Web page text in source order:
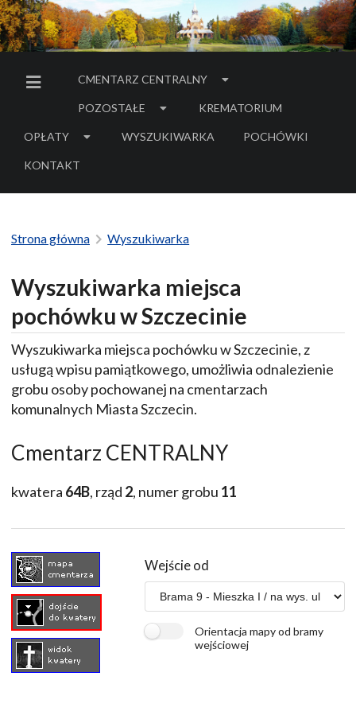
MENU BOCZNE
CMENTARZ CENTRALNY
POZOSTAŁE KREMATORIUM
OPŁATY WYSZUKIWARKA POCHÓWKI
- LINK DO SERWISU
KONTAKT
Strona główna Wyszukiwarka
Wyszukiwarka miejsca
pochówku w Szczecinie
Wyszukiwarka miejsca pochówku w Szczecinie, z
usługą wpisu pamiątkowego, umożliwia odnalezienie
grobu osoby pochowanej na cmentarzach
komunalnych Miasta Szczecin.
Cmentarz CENTRALNY
kwatera 64B, rząd 2, numer grobu 11
Wejście od
Orientacja mapy od bramy
wejściowej